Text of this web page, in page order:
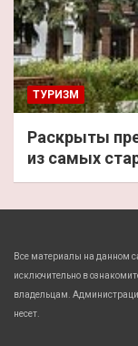
ТУРИЗМ
Раскрыты
из самых
Все материалы на данном
исключительно в
владельцам.
несет.